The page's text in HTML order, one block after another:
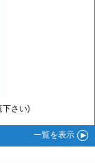
下さい)
一覧を表示